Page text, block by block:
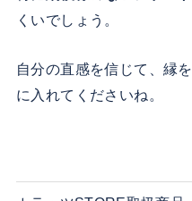
くいでしょう。
自分の直感を信じて、縁
に入れてくださいね。